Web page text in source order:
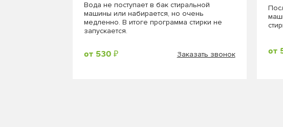
Вода не поступает в бак стиральной
машины или набирается, но очень
медленно. В итоге программа стирки не
запускается.
от 530 ₽ Заказать звонок от